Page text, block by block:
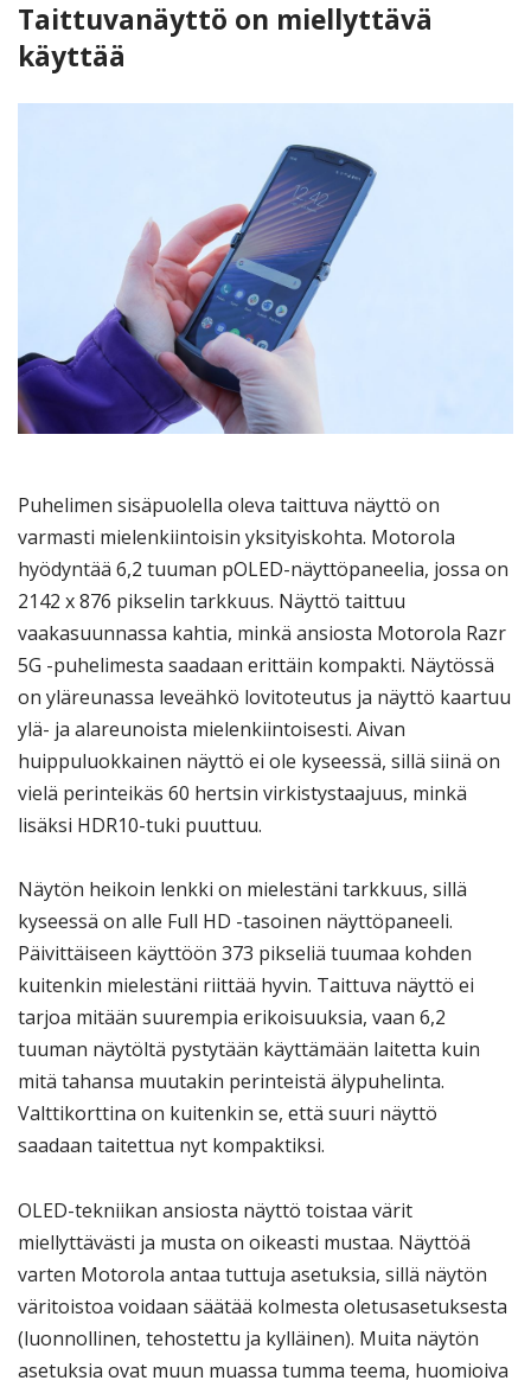
Taittuvanäyttö on miellyttävä
käyttää
Puhelimen sisäpuolella oleva taittuva näyttö on
varmasti mielenkiintoisin yksityiskohta. Motorola
hyödyntää 6,2 tuuman pOLED-näyttöpaneelia, jossa on
2142 x 876 pikselin tarkkuus. Näyttö taittuu
vaakasuunnassa kahtia, minkä ansiosta Motorola Razr
5G -puhelimesta saadaan erittäin kompakti. Näytössä
on yläreunassa leveähkö lovitoteutus ja näyttö kaartuu
ylä- ja alareunoista mielenkiintoisesti. Aivan
huippuluokkainen näyttö ei ole kyseessä, sillä siinä on
vielä perinteikäs 60 hertsin virkistystaajuus, minkä
lisäksi HDR10-tuki puuttuu.
Näytön heikoin lenkki on mielestäni tarkkuus, sillä
kyseessä on alle Full HD -tasoinen näyttöpaneeli.
Päivittäiseen käyttöön 373 pikseliä tuumaa kohden
kuitenkin mielestäni riittää hyvin. Taittuva näyttö ei
tarjoa mitään suurempia erikoisuuksia, vaan 6,2
tuuman näytöltä pystytään käyttämään laitetta kuin
mitä tahansa muutakin perinteistä älypuhelinta.
Valttikorttina on kuitenkin se, että suuri näyttö
saadaan taitettua nyt kompaktiksi.
OLED-tekniikan ansiosta näyttö toistaa värit
miellyttävästi ja musta on oikeasti mustaa. Näyttöä
varten Motorola antaa tuttuja asetuksia, sillä näytön
väritoistoa voidaan säätää kolmesta oletusasetuksesta
(luonnollinen, tehostettu ja kylläinen). Muita näytön
asetuksia ovat muun muassa tumma teema, huomioiva